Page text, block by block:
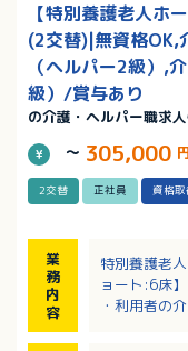
【特別養護老人ホ
(2交替)|無資格OK,
（ヘルパー2級）,
級）/賞与あり
の介護・ヘルパー職求
～ 305,000
2交替 正社員 資格取
業
務
内
容
特別養護老
ョート:6床】
・利用者の